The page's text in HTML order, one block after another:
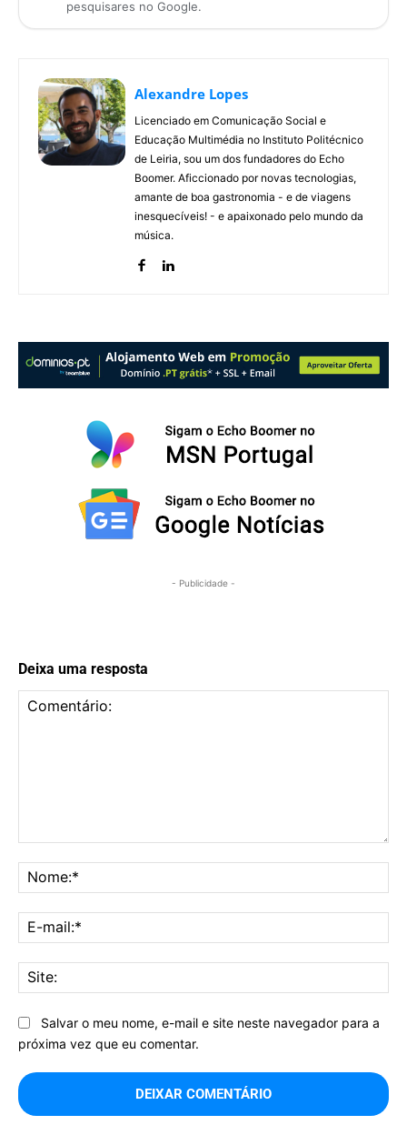
pesquisares no Google.
Alexandre Lopes
Licenciado em Comunicação Social e
Educação Multimédia no Instituto Politécnico
de Leiria, sou um dos fundadores do Echo
Boomer. Aficcionado por novas tecnologias,
amante de boa gastronomia - e de viagens
inesquecíveis! - e apaixonado pelo mundo da
música.
- Publicidade -
Deixa uma resposta
Salvar o meu nome, e-mail e site neste navegador para a
próxima vez que eu comentar.